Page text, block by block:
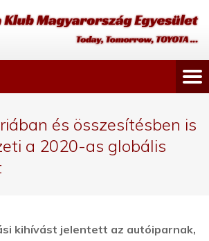
és összesítésben is
a 2020-as globális
kihívást jelentett az autóiparnak,